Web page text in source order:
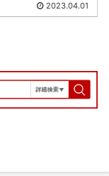
2023.04.01